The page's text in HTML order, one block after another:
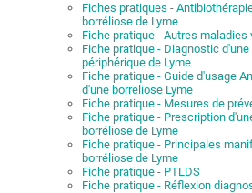
Fiches pratiques -
borréliose de Lyme
Fiche pratique - Autres
Fiche pratique - Diagnostic
périphérique de Lyme
Fiche pratique - Guide d'usage
d'une borreliose Lyme
Fiche pratique - Mesures de
Fiche pratique - Prescription
borréliose de Lyme
Fiche pratique - Principales
borréliose de Lyme
Fiche pratique - PTLDS
Fiche pratique - Réflexion